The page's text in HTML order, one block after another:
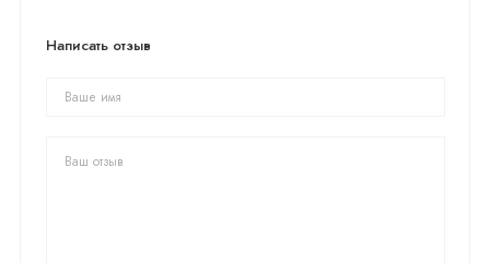
Написать отзыв